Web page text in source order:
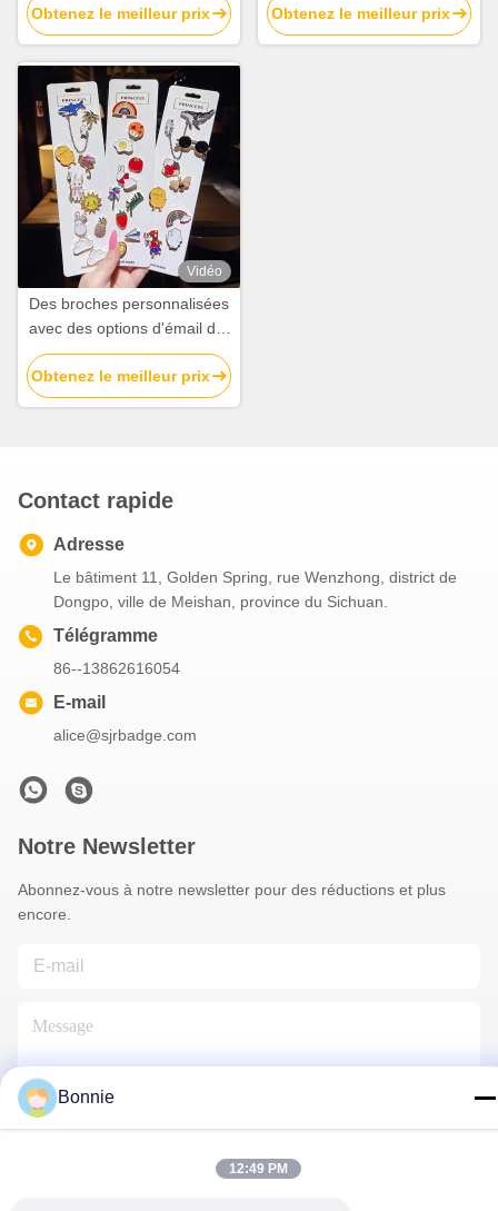
personnalisé et matériaux
respectueux de
l'environnement pour les
conférences d'affaires
Obtenez le meilleur prix
de lapel épingles métalliques
Obtenez le meilleur prix
Vidéo
Des broches personnalisées
avec des options d'émail dur
ou doux pour des
conceptions de logo
personnalisées
Obtenez le meilleur prix
Contact rapide
Adresse
Le bâtiment 11, Golden Spring, rue Wenzhong, district de
Dongpo, ville de Meishan, province du Sichuan.
Télégramme
86--13862616054
E-mail
alice@sjrbadge.com
Notre Newsletter
Abonnez-vous à notre newsletter pour des réductions et plus
encore.
Bonnie
12:49 PM